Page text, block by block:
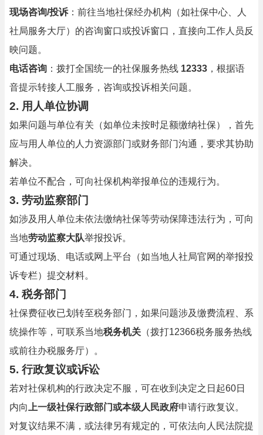
现场咨询/投诉：前往当地社保经办机构（如社保中心、人
社局服务大厅）的咨询窗口或投诉窗口，直接向工作人员反
映问题。
电话咨询 ：拨打全国统一的社保服务热线 12333 ，根据语
音提示转接人工服务，咨询或投诉相关问题。
2. 用人单位协调
如果问题与单位有关（如单位未按时足额缴纳社保），首先
应与用人单位的人力资源部门或财务部门沟通，要求其协助
解决。
若单位不配合，可向社保机构举报单位的违规行为。
3. 劳动监察部门
如涉及用人单位未依法缴纳社保等劳动保障违法行为，可向
当地劳动监察大队举报投诉。
可通过现场、电话或网上平台（如当地人社局官网的举报投
诉专栏）提交材料。
4. 税务部门
社保费征收已划转至税务部门，如果问题涉及缴费流程、系
统操作等，可联系当地税务机关 （拨打12366税务服务热线
或前往办税服务厅）。
5. 行政复议或诉讼
若对社保机构的行政决定不服，可在收到决定之日起60日
内向
上一级社保行政部门或本级人民政府申请行政复议。
对复议结果不满，或法律另有规定的，可依法向人民法院提